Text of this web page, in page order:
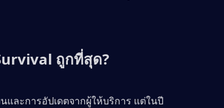
ถูกที่สุด?
ละการอัปเดตจากผู้ให้บริการ แต่ในปี